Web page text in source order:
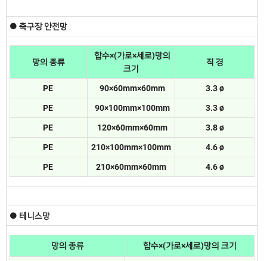
● 축구장 안전망
망의 종류
합수×(가로×세로)망의
크기
직 경
PE 90×60mm×60mm 3.3 ø
PE 90×100mm×100mm 3.3 ø
PE 120×60mm×60mm 3.8 ø
PE 210×100mm×100mm 4.6 ø
PE 210×60mm×60mm 4.6 ø
● 테니스망
망의 종류 합수×(가로×세로)망의 크기